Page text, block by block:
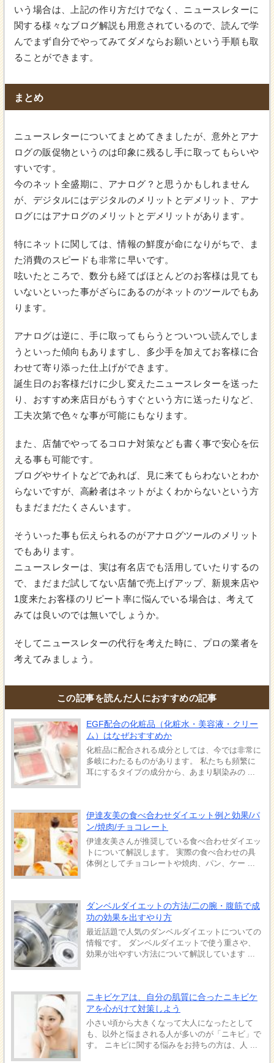
いう場合は、上記の作り方だけでなく、ニュースレターに
関する様々なブログ解説も用意されているので、読んで学
んでまず自分でやってみてダメならお願いという手順も取
ることができます。
まとめ
ニュースレターについてまとめてきましたが、意外とアナ
ログの販促物というのは印象に残るし手に取ってもらいや
すいです。
今のネット全盛期に、アナログ？と思うかもしれません
が、デジタルにはデジタルのメリットとデメリット、アナ
ログにはアナログのメリットとデメリットがあります。
特にネットに関しては、情報の鮮度が命になりがちで、ま
た消費のスピードも非常に早いです。
呟いたところで、数分も経てばほとんどのお客様は見ても
いないといった事がざらにあるのがネットのツールでもあ
ります。
アナログは逆に、手に取ってもらうとついつい読んでしま
うといった傾向もありますし、多少手を加えてお客様に合
わせて寄り添った仕上げができます。
誕生日のお客様だけに少し変えたニュースレターを送った
り、おすすめ来店日がもうすぐという方に送ったりなど、
工夫次第で色々な事が可能にもなります。
また、店舗でやってるコロナ対策なども書く事で安心を伝
える事も可能です。
ブログやサイトなどであれば、見に来てもらわないとわか
らないですが、高齢者はネットがよくわからないという方
もまだまだたくさんいます。
そういった事も伝えられるのがアナログツールのメリット
でもあります。
ニュースレターは、実は有名店でも活用していたりするの
で、まだまだ試してない店舗で売上げアップ、新規来店や
1度来たお客様のリピート率に悩んでいる場合は、考えて
みては良いのでは無いでしょうか。
そしてニュースレターの代行を考えた時に、プロの業者を
考えてみましょう。
この記事を読んだ人におすすめの記事
EGF配合の化粧品（化粧水・美容液・クリー
ム）はなぜおすすめか
化粧品に配合される成分としては、今では非常に
多岐にわたるものがあります。 私たちも頻繁に
耳にするタイプの成分から、あまり馴染みの ...
伊達友美の食べ合わせダイエット例と効果/パ
ン/焼肉/チョコレート
伊達友美さんが推奨している食べ合わせダイエッ
トについて解説します。 実際の食べ合わせの具
体例としてチョコレートや焼肉、パン、ケー ...
ダンベルダイエットの方法/二の腕・腹筋で成
功の効果を出すやり方
最近話題で人気のダンベルダイエットについての
情報です。 ダンベルダイエットで使う重さや、
効果が出やすい方法について解説しています ...
ニキビケアは、自分の肌質に合ったニキビケ
アを心がけて対策しよう
小さい頃から大きくなって大人になったとして
も、以外と悩まされる人が多いのが「ニキビ」で
す。 ニキビに関する悩みをお持ちの方は、人 ...